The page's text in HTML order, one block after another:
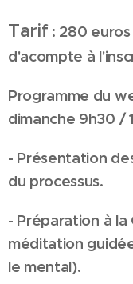
Tarif: 280 euros
d'acompte à
Programme du
dimanche 9h30 /
- Présentation
du processus.
- Préparation à
méditation
le mental).